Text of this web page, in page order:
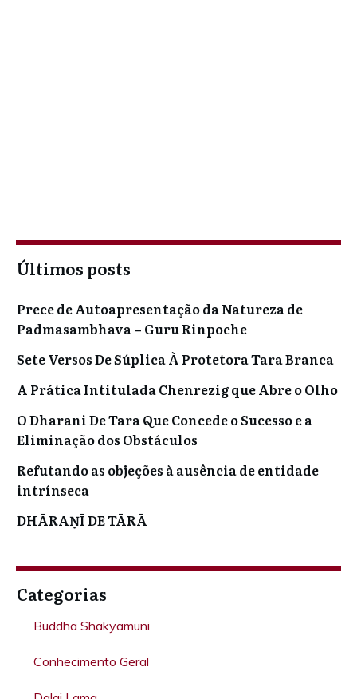
Últimos posts
Prece de Autoapresentação da Natureza de
Padmasambhava – Guru Rinpoche
Sete Versos De Súplica À Protetora Tara Branca
A Prática Intitulada Chenrezig que Abre o Olho
O Dharani De Tara Que Concede o Sucesso e a
Eliminação dos Obstáculos
Refutando as objeções à ausência de entidade
intrínseca
DHĀRAṆĪ DE TĀRĀ
Categorias
Buddha Shakyamuni
Conhecimento Geral